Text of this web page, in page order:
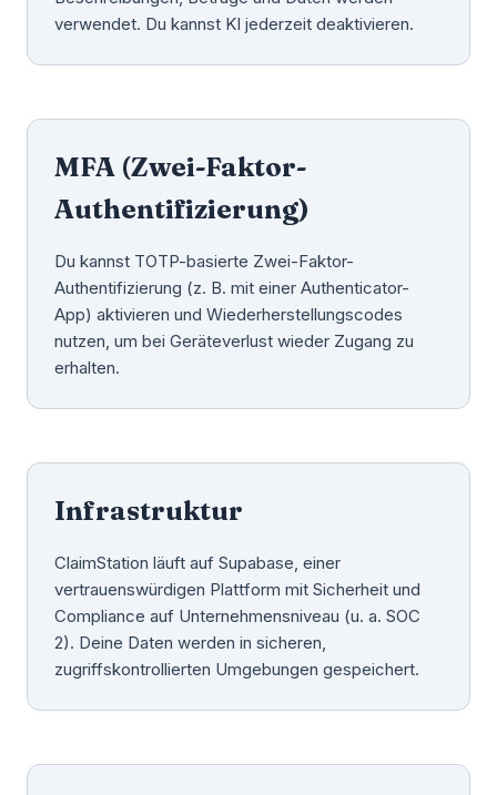
verwendet. Du kannst KI jederzeit deaktivieren.
MFA (Zwei-Faktor-
Authentifizierung)
Du kannst TOTP-basierte Zwei-Faktor-
Authentifizierung (z. B. mit einer Authenticator-
App) aktivieren und Wiederherstellungscodes
nutzen, um bei Geräteverlust wieder Zugang zu
erhalten.
Infrastruktur
ClaimStation läuft auf Supabase, einer
vertrauenswürdigen Plattform mit Sicherheit und
Compliance auf Unternehmensniveau (u. a. SOC
2). Deine Daten werden in sicheren,
zugriffskontrollierten Umgebungen gespeichert.